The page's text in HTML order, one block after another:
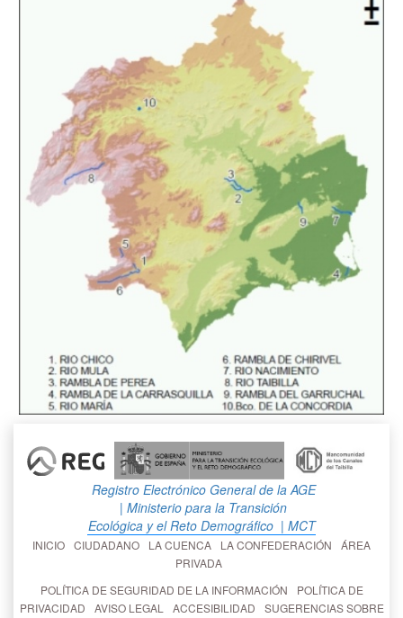
Registro Electrónico General de la AGE
| Ministerio para la Transición
Ecológica y el Reto Demográfico | MCT
INICIO CIUDADANO LA CUENCA LA CONFEDERACIÓN
ÁREA
PRIVADA
POLÍTICA DE SEGURIDAD DE LA INFORMACIÓN
POLÍTICA DE
PRIVACIDAD
AVISO LEGAL ACCESIBILIDAD SUGERENCIAS SOBRE